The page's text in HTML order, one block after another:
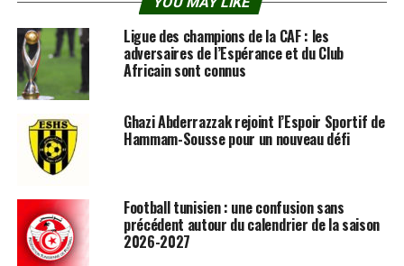
Ligue des champions de la CAF : les
adversaires de l’Espérance et du Club
Africain sont connus
Ghazi Abderrazzak rejoint l’Espoir Sportif de
Hammam-Sousse pour un nouveau défi
Football tunisien : une confusion sans
précédent autour du calendrier de la saison
2026-2027